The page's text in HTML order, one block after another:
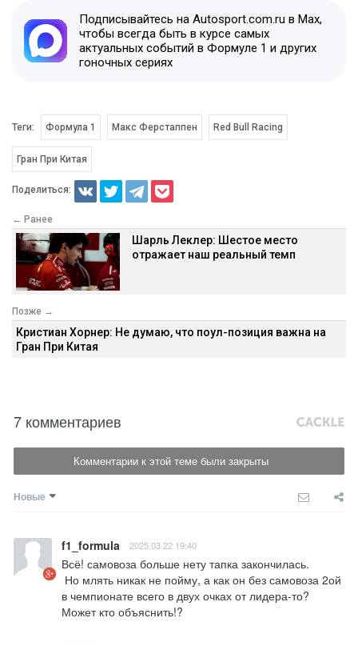
Подписывайтесь на Autosport.com.ru в Max,
чтобы всегда быть в курсе самых
актуальных событий в Формуле 1 и других
гоночных сериях
Теги: Формула 1 Макс Ферстаппен Red Bull Racing
Гран При Китая
Поделиться:
← Ранее
Шарль Леклер: Шестое место
отражает наш реальный темп
Позже →
Кристиан Хорнер: Не думаю, что поул-позиция важна на
Гран При Китая
7 комментариев
Комментарии к этой теме были закрыты
Новые
f1_formula 2025.03.22 19:40
Всё! самовоза больше нету тапка закончилась.
в чемпионате всего в двух очках от лидера-то?
Может кто объяснить!?